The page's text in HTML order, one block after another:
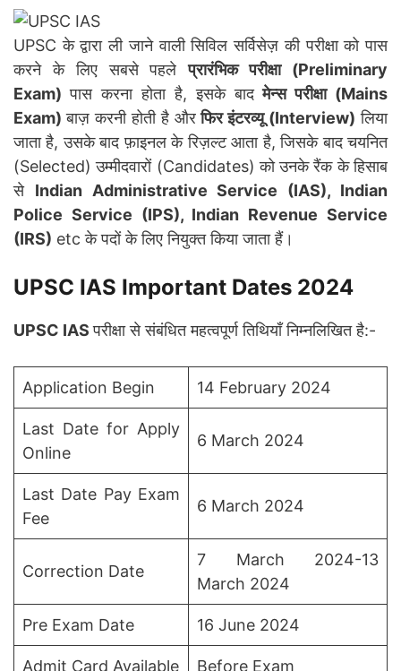
UPSC के द्वारा ली जाने वाली सिविल सर्विसेज़ की परीक्षा को पास
करने के लिए सबसे पहलेप्रारंभिक परीक्षा (Preliminary
Exam)पास करना होता है, इसके बादमेन्स परीक्षा (Mains
Exam)बाज़ करनी होती है औरफिर इंटरव्यू (Interview) लिया
जाता है, उसके बाद फ़ाइनल के रिज़ल्ट आता है, जिसके बाद चयनित
(Selected) उम्मीदवारों (Candidates) को उनके रैंक के हिसाब
से Indian Administrative Service (IAS), Indian
Police Service (IPS), Indian Revenue Service
(IRS) etc के पदों के लिए नियुक्त किया जाता हैं।
UPSC IAS Important Dates 2024
UPSC IASपरीक्षा से संबंधित महत्वपूर्ण तिथियाँ निम्नलिखित है:-
Application Begin 14 February 2024
Last Date for Apply
Online
6 March 2024
Last Date Pay Exam
Fee
6 March 2024
Correction Date
7 March 2024-13
March 2024
Pre Exam Date 16 June 2024
Admit Card Available Before Exam